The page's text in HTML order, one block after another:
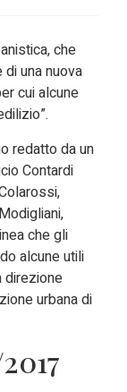
che
di una nuova
cui alcune
redatto da un
Contardi
che gli
alcune utili
direzione
urbana di